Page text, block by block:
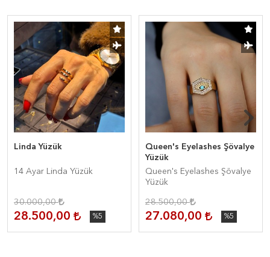
Linda Yüzük
14 Ayar Linda Yüzük
30.000,00
28.500,00 %5
Queen's Eyelashes Şövalye
Yüzük
Queen's Eyelashes Şövalye
Yüzük
28.500,00
27.080,00 %5